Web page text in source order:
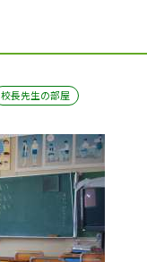
校長先生の部屋